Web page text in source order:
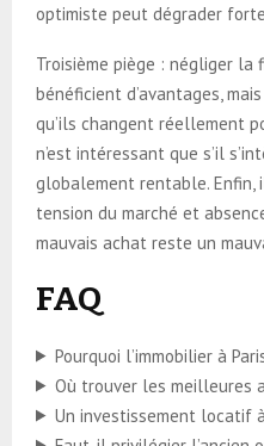
optimiste peut dégrader
Troisième piège : négliger la
bénéficient d’avantages,
qu’ils changent réellement
n’est intéressant que s’il
globalement rentable.
tension du marché et
mauvais achat reste un
FAQ
Pourquoi l’immobilier à
Où trouver les meilleures
Un investissement locatif